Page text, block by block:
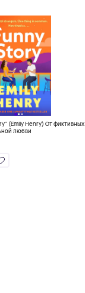
(Emily Henry) От фиктивных
любви